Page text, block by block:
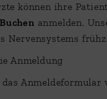
können ihre
anmelden.
Nervensystems
Anmeldung
Anmeldeformular